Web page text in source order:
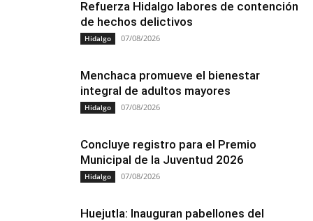
Refuerza Hidalgo labores de contención
de hechos delictivos
Hidalgo 07/08/2026
Menchaca promueve el bienestar
integral de adultos mayores
Hidalgo 07/08/2026
Concluye registro para el Premio
Municipal de la Juventud 2026
Hidalgo 07/08/2026
Huejutla: Inauguran pabellones del